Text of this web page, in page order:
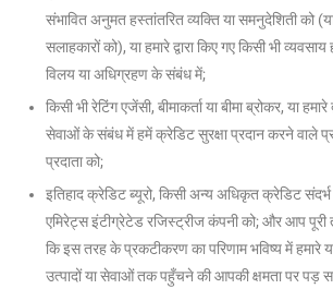
संभावित अनुमत हस्तांतरित व्यक्ति या समनुदेशिती को
सलाहकारों को), या हमारे द्वारा किए गए किसी भी
विलय या अधिग्रहण के संबंध में;
किसी भी रेटिंग एजेंसी, बीमाकर्ता या बीमा ब्रोकर, या हमारे
सेवाओं के संबंध में हमें क्रेडिट सुरक्षा प्रदान करने वाले
प्रदाता को;
इतिहाद क्रेडिट ब्यूरो, किसी अन्य अधिकृत क्रेडिट संदर्भ
एमिरेट्स इंटीग्रेटेड रजिस्ट्रीज कंपनी को; और आप पूरी
कि इस तरह के प्रकटीकरण का परिणाम भविष्य में हमारे
उत्पादों या सेवाओं तक पहुँचने की आपकी क्षमता पर पड़